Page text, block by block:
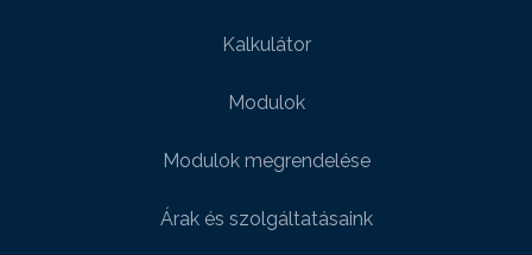
Kalkulátor
Modulok
Modulok megrendelése
Árak és szolgáltatásaink